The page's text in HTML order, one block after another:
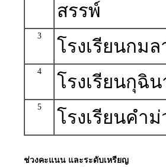
สรรพ์
3
โรงเรียนกมล
4
โรงเรียนกุฉิ
5
โรงเรียนคำม่
ช่วงคะแนน และระดับเหรียญ